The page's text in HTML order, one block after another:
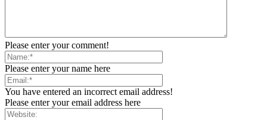
Please enter your comment!
Please enter your name here
You have entered an incorrect email address!
Please enter your email address here